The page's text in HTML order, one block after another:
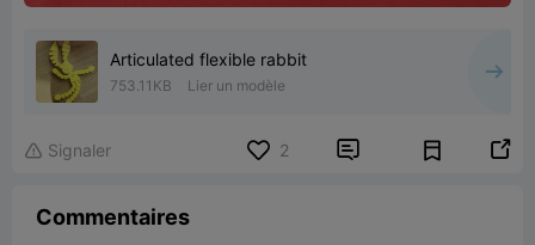
Articulated flexible rabbit
753.11KB Lier un modèle
 Signaler 2  
Commentaires